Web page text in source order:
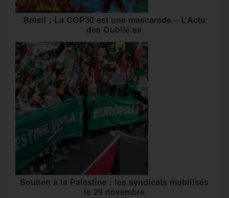
Brésil : La COP30 est une mascarade – L’Actu
des Oublié.es
Soutien à la Palestine : les syndicats mobilisés
le 29 novembre